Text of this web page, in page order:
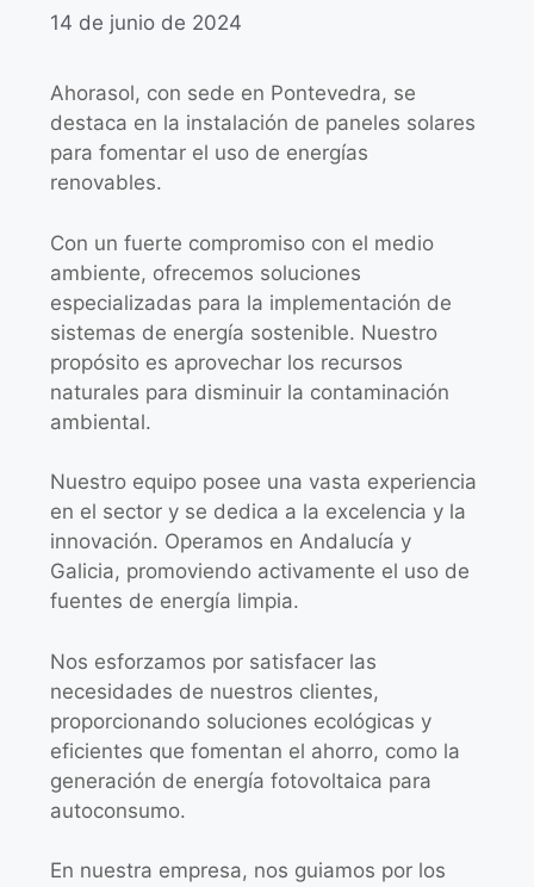
14 de junio de 2024
Ahorasol, con sede en Pontevedra, se
destaca en la instalación de paneles solares
para fomentar el uso de energías
renovables.
Con un fuerte compromiso con el medio
ambiente, ofrecemos soluciones
especializadas para la implementación de
sistemas de energía sostenible. Nuestro
propósito es aprovechar los recursos
naturales para disminuir la contaminación
ambiental.
Nuestro equipo posee una vasta experiencia
en el sector y se dedica a la excelencia y la
innovación. Operamos en Andalucía y
Galicia, promoviendo activamente el uso de
fuentes de energía limpia.
Nos esforzamos por satisfacer las
necesidades de nuestros clientes,
proporcionando soluciones ecológicas y
eficientes que fomentan el ahorro, como la
generación de energía fotovoltaica para
autoconsumo.
En nuestra empresa, nos guiamos por los